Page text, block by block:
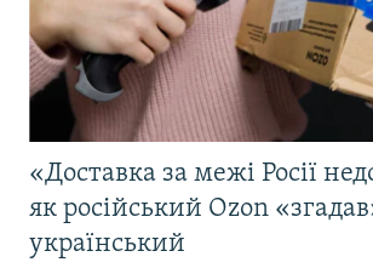
«Доставка за межі Росії
як російський Ozon
український